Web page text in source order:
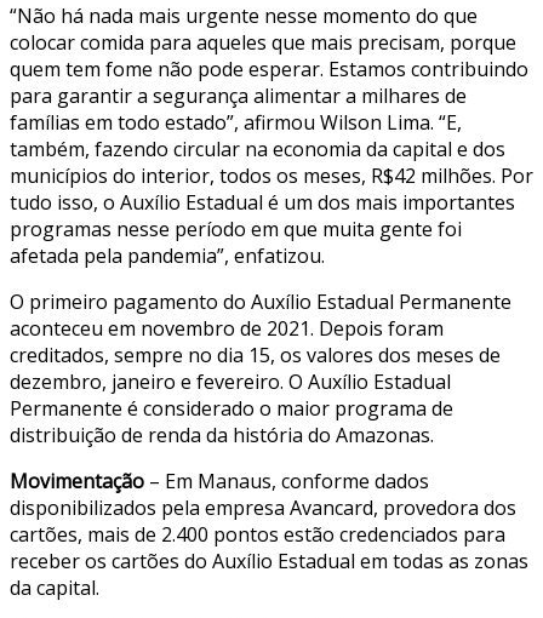
“Não há nada mais urgente nesse momento do que
colocar comida para aqueles que mais precisam, porque
quem tem fome não pode esperar. Estamos contribuindo
para garantir a segurança alimentar a milhares de
famílias em todo estado”, afirmou Wilson Lima. “E,
também, fazendo circular na economia da capital e dos
municípios do interior, todos os meses, R$42 milhões. Por
tudo isso, o Auxílio Estadual é um dos mais importantes
programas nesse período em que muita gente foi
afetada pela pandemia”, enfatizou.
O primeiro pagamento do Auxílio Estadual Permanente
aconteceu em novembro de 2021. Depois foram
creditados, sempre no dia 15, os valores dos meses de
dezembro, janeiro e fevereiro. O Auxílio Estadual
Permanente é considerado o maior programa de
distribuição de renda da história do Amazonas.
Movimentação – Em Manaus, conforme dados
disponibilizados pela empresa Avancard, provedora dos
cartões, mais de 2.400 pontos estão credenciados para
receber os cartões do Auxílio Estadual em todas as zonas
da capital.